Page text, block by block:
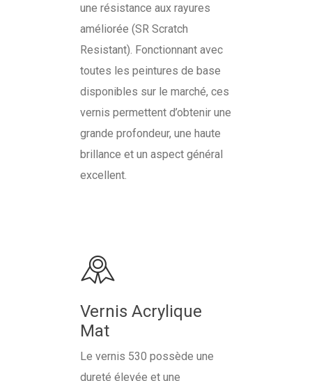
une résistance aux rayures
améliorée (SR Scratch
Resistant). Fonctionnant avec
toutes les peintures de base
disponibles sur le marché, ces
vernis permettent d’obtenir une
grande profondeur, une haute
brillance et un aspect général
excellent.
Vernis Acrylique
Mat
Le vernis 530 possède une
dureté élevée et une